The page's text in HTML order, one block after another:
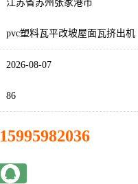
江苏省苏州张家港市
pvc塑料瓦平改坡屋面瓦挤出机
2026-08-07
86
15995982036